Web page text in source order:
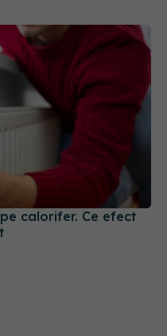
calorifer. Ce efect